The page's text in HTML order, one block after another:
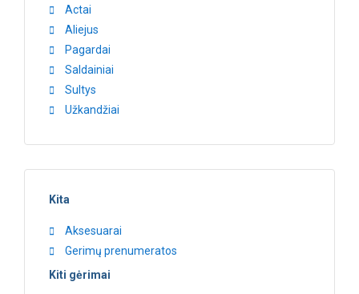
Actai
Aliejus
Pagardai
Saldainiai
Sultys
Užkandžiai
Kita
Aksesuarai
Gerimų prenumeratos
Kiti gėrimai